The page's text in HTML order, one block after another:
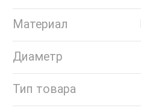
Материал
Диаметр
Тип товара